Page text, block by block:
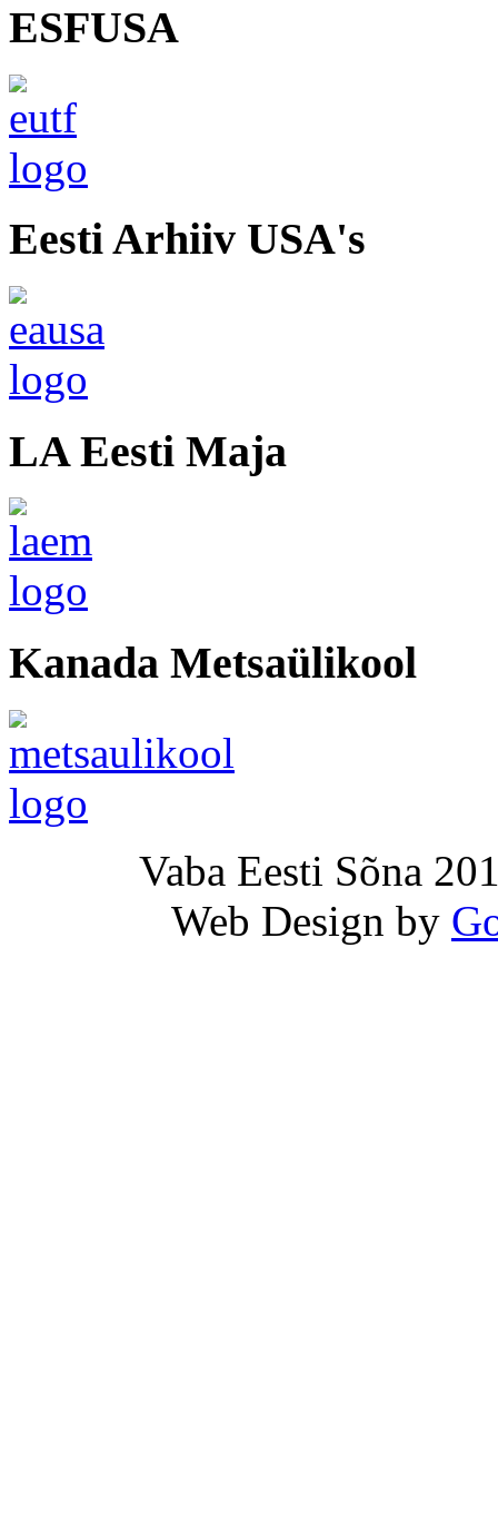
ESFUSA
Eesti Arhiiv USA's
LA Eesti Maja
Kanada Metsaülikool
Vaba Eesti Sõna
Web Design by